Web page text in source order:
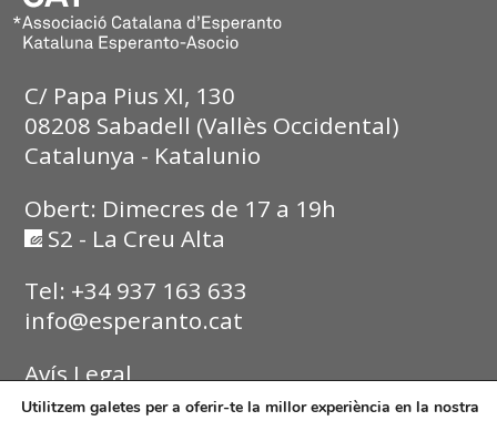
C/ Papa Pius XI, 130
08208 Sabadell (Vallès Occidental)
Catalunya - Katalunio
Obert: Dimecres de 17 a 19h
S2 - La Creu Alta
Tel: +34 937 163 633
info@esperanto.cat
Avís Legal
Utilitzem galetes per a oferir-te la millor experiència en la nostra